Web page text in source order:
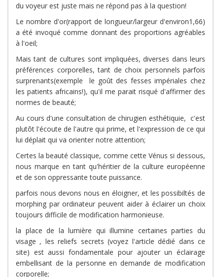
du voyeur est juste mais ne répond pas à la question!
Le nombre d'or(rapport de longueur/largeur d'environ1,66)
a été invoqué comme donnant des proportions agréables
à l'oeil;
Mais tant de cultures sont impliquées, diverses dans leurs
préférences corporelles, tant de choix personnels parfois
surprenants(exemple le goût des fesses impériales chez
les patients africains!), qu'il me parait risqué d'affirmer des
normes de beauté;
Au cours d'une consultation de chirugien esthétiquie, c'est
plutôt l'écoute de l'autre qui prime, et l'expression de ce qui
lui déplait qui va orienter notre attention;
Certes la beauté classique, comme cette Vénus si dessous,
nous marque en tant qu'héritier de la culture européenne
et de son oppressante toute puissance.
parfois nous devons nous en éloigner, et les possibiltés de
morphing par ordinateur peuvent aider à éclairer un choix
toujours difficile de modification harmonieuse.
la place de la lumière qui illumine certaines parties du
visage , les reliefs secrets (voyez l'article dédié dans ce
site) est aussi fondamentale pour ajouter un éclairage
embellisant de la personne en demande de modification
corporelle;